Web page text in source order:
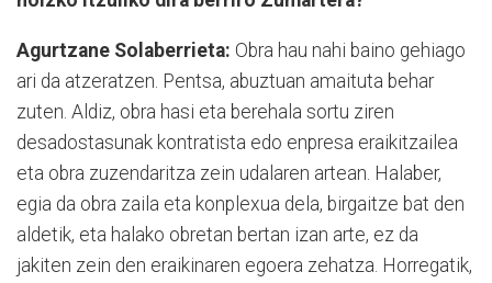
Agurtzane Solaberrieta: Obra hau nahi baino gehiago
ari da atzeratzen. Pentsa, abuztuan amaituta behar
zuten. Aldiz, obra hasi eta berehala sortu ziren
desadostasunak kontratista edo enpresa eraikitzailea
eta obra zuzendaritza zein udalaren artean. Halaber,
egia da obra zaila eta konplexua dela, birgaitze bat den
aldetik, eta halako obretan bertan izan arte, ez da
jakiten zein den eraikinaren egoera zehatza. Horregatik,